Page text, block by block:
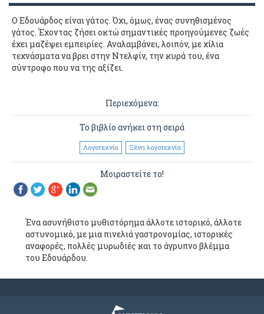
Ο Εδουάρδος είναι γάτος. Όχι, όμως, ένας συνηθισμένος
γάτος. Έχοντας ζήσει οκτώ σημαντικές προηγούμενες ζωές
έχει μαζέψει εμπειρίες. Αναλαμβάνει, λοιπόν, με χίλια
τεχνάσματα να βρει στην Ντελφίν, την κυρά του, ένα
σύντροφο που να της αξίζει.
Περιεχόμενα:
Το βιβλίο ανήκει στη σειρά
Λογοτεχνία Ξένη λογοτεχνία
Μοιραστείτε το!
Ένα ασυνήθιστο μυθιστόρημα άλλοτε ιστορικό, άλλοτε
αστυνομικό, με μια πινελιά γαστρονομίας, ιστορικές
αναφορές, πολλές μυρωδιές και το άγρυπνο βλέμμα
του Εδουάρδου.